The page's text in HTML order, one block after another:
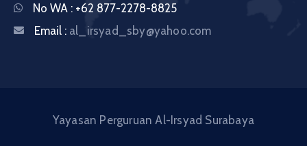
No WA : +62 877-2278-8825
Email : al_irsyad_sby@yahoo.com
Yayasan Perguruan Al-Irsyad Surabaya